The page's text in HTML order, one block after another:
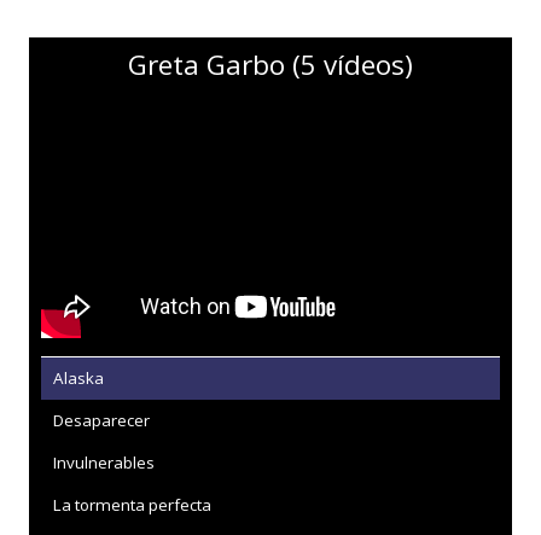
Greta Garbo (5 vídeos)
Alaska
Desaparecer
Invulnerables
La tormenta perfecta